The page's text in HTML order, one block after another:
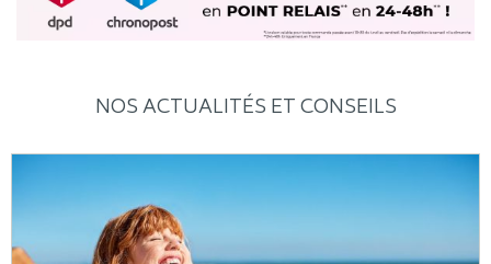
NOS ACTUALITÉS ET CONSEILS